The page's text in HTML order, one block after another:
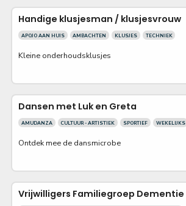
Handige klusjesman / klusjesvrouw
APOJO AAN HUIS AMBACHTEN KLUSJES TECHNIEK
Kleine onderhoudsklusjes
Dansen met Luk en Greta
AMUDANZA CULTUUR - ARTISTIEK SPORTIEF WEKELIJKS
Ontdek mee de dansmicrobe
Vrijwilligers Familiegroep Dementie